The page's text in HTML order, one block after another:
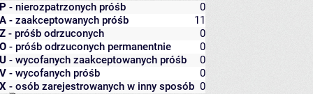
P - nierozpatrzonych próśb
0
A - zaakceptowanych próśb
11
Z - próśb odrzuconych
0
O - próśb odrzuconych permanentnie
0
U - wycofanych zaakceptowanych próśb
0
V - wycofanych próśb
0
X - osób zarejestrowanych w inny sposób 0